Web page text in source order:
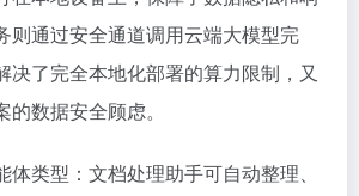
则通过安全通道调用云端大模型完
决了完全本地化部署的算力限制，又
数据安全顾虑。
体类型：文档处理助手可自动整理、